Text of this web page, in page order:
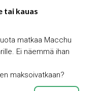
tai kauas
matkaa Macchu
Ei näemmä ihan
maksoivatkaan?